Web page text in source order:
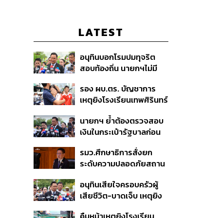
LATEST
อนุทินบอกโรมปมทุจริต
สอบท้องถิ่น นายกฯไม่มี
คนผิดมาลงโทษ
รอง ผบ.ตร. บัญชาการ
เหตุยิงโรงเรียนเทพศิรินทร์
ยืนยันไร้คนติดค้าง พบศพ
ปู่-ย่าที่บ้านพักผู้ก่อเหตุ
นายกฯ ย้ำต้องตรวจสอบ
เงินในกระเป๋ารัฐบาลก่อน
เฟส 2 หรือปรับเกณฑ์
50:50 ยันเงินคงคลัง
รมว.ศึกษาธิการสั่งยก
ระดับความปลอดภัยสถาน
แชร์เพื่อระงับพฤติกรรม
เลียนแบบ หลังเหตุยิงใน
อนุทินเสียใจครอบครัวผู้
เสียชีวิต-บาดเจ็บ เหตุยิง